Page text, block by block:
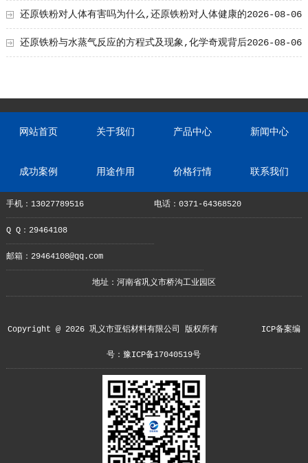
2026-08-06
还原铁粉对人体有害吗为什么,还原铁粉对人体健康的
影响及原因解析 2026-08-06
还原铁粉与水蒸气反应的方程式及现象,化学奇观背后
网站首页 关于我们 产品中心 新闻中心
成功案例 用途作用 价格行情 联系我们
手机：13027789516 电话：0371-64368520
Q Q：29464108
邮箱：29464108@qq.com
地址：河南省巩义市桥沟工业园区
Copyright @ 2026 巩义市亚铝材料有限公司 版权所有 ICP备案编
号：豫ICP备17040519号